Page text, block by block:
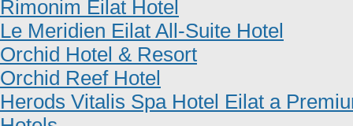
Rimonim Eilat Hotel
Le Meridien Eilat All-Suite Hotel
Orchid Hotel & Resort
Orchid Reef Hotel
Herods Vitalis Spa Hotel Eilat a